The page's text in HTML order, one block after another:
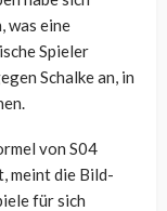
was eine
Spieler
Schalke an, in
von S04
meint die Bild-
für sich